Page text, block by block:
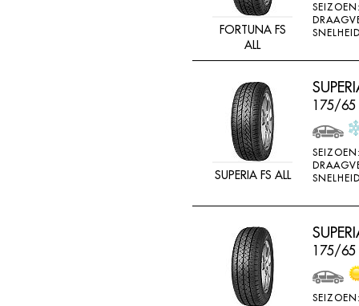
FORTUNA FS
ALL
SUPERIA FS ALL
175/65
175/65